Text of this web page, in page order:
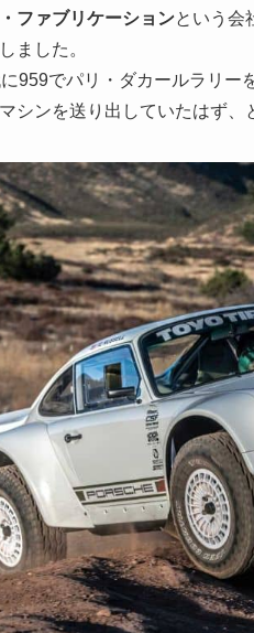
ファブリケーションという会
ました。
959でパリ・ダカールラリ
シンを送り出していたはず